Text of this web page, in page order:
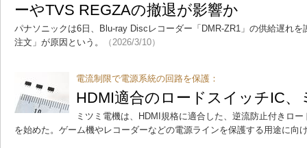
ーやTVS REGZAの撤退が影響か
パナソニックは6日、Blu-ray Discレコーダー「DMR-ZR1」の供給遅れ
注文」が原因という。
（2026/3/10）
電流制限で電源系統の回路を保護：
HDMI適合のロードスイッチIC、
ミツミ電機は、HDMI規格に適合した、逆流防止付きロ
を始めた。ゲーム機やレコーダーなどの電源ラインを保護する用途に向